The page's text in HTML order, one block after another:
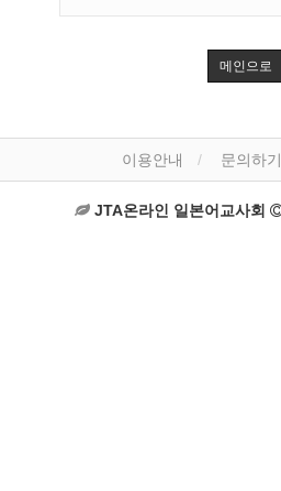
메인으로
이용안내 문의하기
JTA온라인 일본어교사회